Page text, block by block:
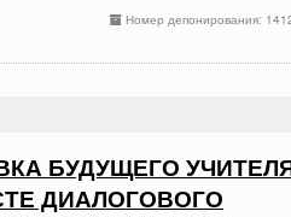
Номер депонирования:
БУДУЩЕГО
ДИАЛОГОВОГО